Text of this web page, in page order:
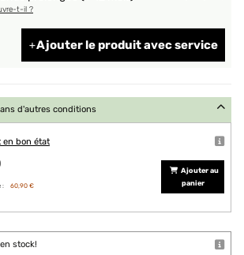
t-il ?
Ajouter le produit avec service
d'autres conditions
en bon état
: 60,90 €
Ajouter au
panier
stock!